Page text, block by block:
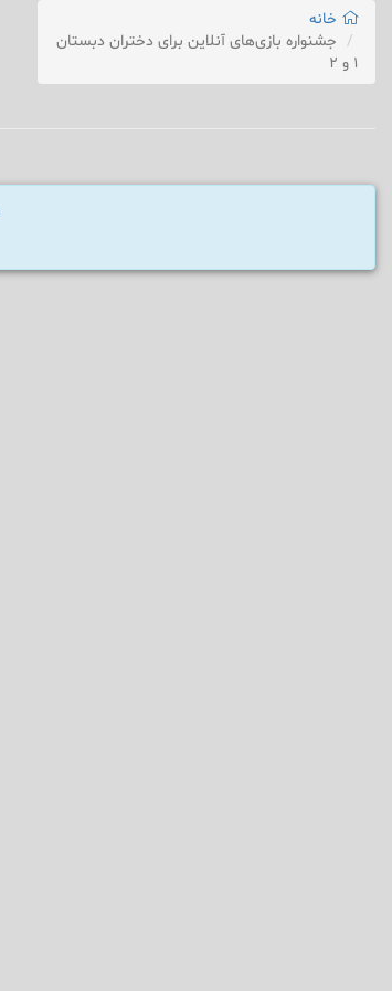
خانه
جشنواره بازی‌های آنلاین برای دختران دبستان
۱ و ۲